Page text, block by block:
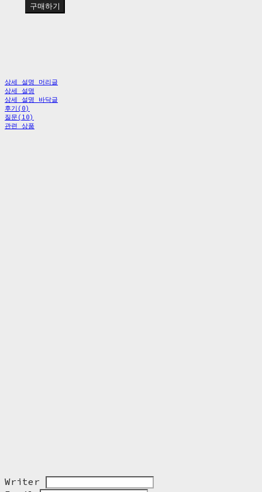
구매하기
상세 설명 머리글
상세 설명
상세 설명 바닥글
후기(0)
질문(10)
관련 상품
Writer